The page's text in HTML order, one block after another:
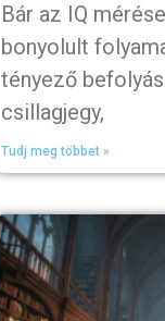
Bár az IQ
bonyolult
tényező
csillagjegy,
Tudj meg többet »